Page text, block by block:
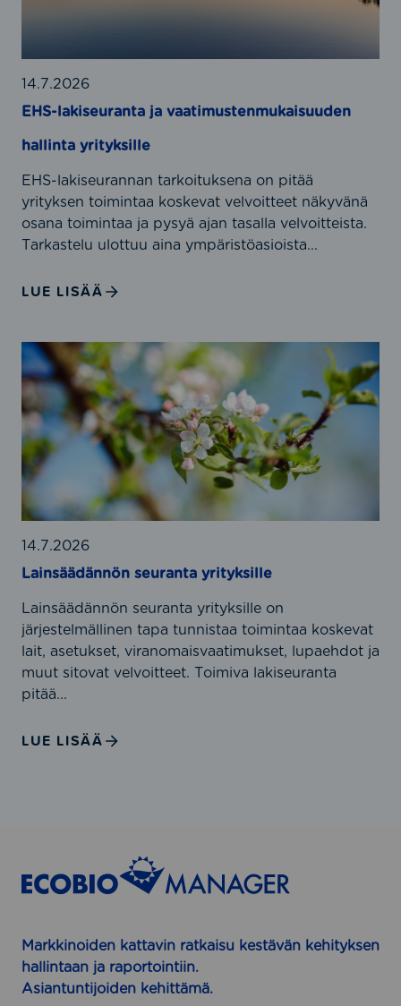
0
1
j
I
S
O
9
0
t
a
n
d
a
r
d
i
t
?
s
e
u
a
t
a
a
a
t
i
m
u
t
e
n
m
k
a
i
s
u
e
h
t
a
r
i
t
14.7.2026
EHS-lakiseuranta ja vaatimustenmukaisuuden
hallinta yrityksille
EHS-lakiseurannan tarkoituksena on pitää
yrityksen toimintaa koskevat velvoitteet näkyvänä
osana toimintaa ja pysyä ajan tasalla velvoitteista.
Tarkastelu ulottuu aina ympäristöasioista...
LUE LISÄÄ
L
a
i
n
s
ä
ä
d
ä
n
n
n
s
e
u
r
n
y
i
l
l
14.7.2026
Lainsäädännön seuranta yrityksille
Lainsäädännön seuranta yrityksille on
järjestelmällinen tapa tunnistaa toimintaa koskevat
lait, asetukset, viranomaisvaatimukset, lupaehdot ja
muut sitovat velvoitteet. Toimiva lakiseuranta
pitää...
LUE LISÄÄ
Markkinoiden kattavin ratkaisu kestävän kehityksen
hallintaan ja raportointiin.
Asiantuntijoiden kehittämä.